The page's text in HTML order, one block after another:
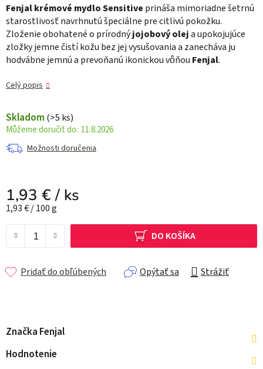
Fenjal krémové mydlo Sensitive prináša mimoriadne šetrnú
starostlivosť navrhnutú špeciálne pre citlivú pokožku.
Zloženie obohatené o prírodnýjojobový oleja upokojujúce
zložky jemne čistí kožu bez jej vysušovania a zanecháva ju
hodvábne jemnú a prevoňanú ikonickou vôňou Fenjal.
Celý popis
Skladom (>5 ks)
11.8.2026
Možnosti doručenia
1,93 €/ ks
Jednotková cena:
1,93 € / 100 g
DO KOŠÍKA
Opýtať sa Strážiť
Pridať do obľúbených
Značka Fenjal
Hodnotenie